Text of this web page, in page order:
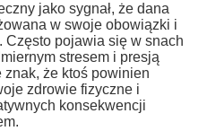
jako sygnał, że dana
w swoje obowiązki i
pojawia się w snach
stresem i presją
znak, że ktoś powinien
zdrowie fizyczne i
konsekwencji